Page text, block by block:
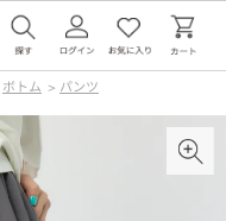
ボトム > パンツ